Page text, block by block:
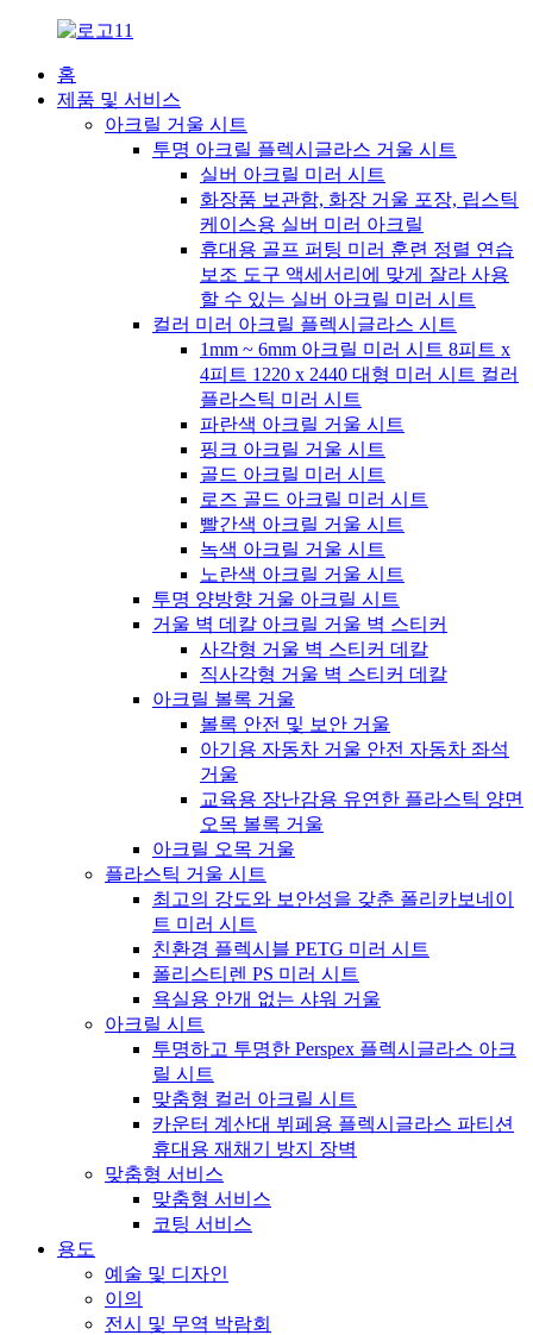
홈
제품 및 서비스
아크릴 거울 시트
투명 아크릴 플렉시글라스 거울 시트
실버 아크릴 미러 시트
화장품 보관함, 화장 거울 포장, 립스틱
케이스용 실버 미러 아크릴
휴대용 골프 퍼팅 미러 훈련 정렬 연습
보조 도구 액세서리에 맞게 잘라 사용
할 수 있는 실버 아크릴 미러 시트
컬러 미러 아크릴 플렉시글라스 시트
1mm ~ 6mm 아크릴 미러 시트 8피트 x
4피트 1220 x 2440 대형 미러 시트 컬러
플라스틱 미러 시트
파란색 아크릴 거울 시트
핑크 아크릴 거울 시트
골드 아크릴 미러 시트
로즈 골드 아크릴 미러 시트
빨간색 아크릴 거울 시트
녹색 아크릴 거울 시트
노란색 아크릴 거울 시트
투명 양방향 거울 아크릴 시트
거울 벽 데칼 아크릴 거울 벽 스티커
사각형 거울 벽 스티커 데칼
직사각형 거울 벽 스티커 데칼
아크릴 볼록 거울
볼록 안전 및 보안 거울
아기용 자동차 거울 안전 자동차 좌석
거울
교육용 장난감용 유연한 플라스틱 양면
오목 볼록 거울
아크릴 오목 거울
플라스틱 거울 시트
최고의 강도와 보안성을 갖춘 폴리카보네이
트 미러 시트
친환경 플렉시블 PETG 미러 시트
폴리스티렌 PS 미러 시트
욕실용 안개 없는 샤워 거울
아크릴 시트
투명하고 투명한 Perspex 플렉시글라스 아크
릴 시트
맞춤형 컬러 아크릴 시트
카운터 계산대 뷔페용 플렉시글라스 파티션
휴대용 재채기 방지 장벽
맞춤형 서비스
맞춤형 서비스
코팅 서비스
용도
예술 및 디자인
이의
전시 및 무역 박람회